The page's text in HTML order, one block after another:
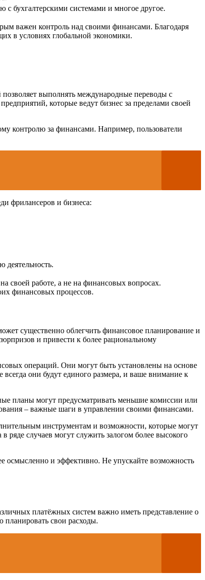
с бухгалтерскими системами и многое другое.
важен контроль над своими финансами. Благодаря
в условиях глобальной экономики.
выполнять международные переводы с
которые ведут бизнес за пределами своей
контролю за финансами. Например, пользователи
фрилансеров и бизнеса:
деятельность.
своей работе, а не на финансовых вопросах.
финансовых процессов.
существенно облегчить финансовое планирование и
и привести к более рациональному
операций. Они могут быть установлены на основе
они будут единого размера, и ваше внимание к
планы могут предусматривать меньшие комиссии или
– важные шаги в управлении своими финансами.
инструментам и возможности, которые могут
ряде случаев могут служить залогом более высокого
осмысленно и эффективно. Не упускайте возможность
платёжных систем важно иметь представление о
планировать свои расходы.